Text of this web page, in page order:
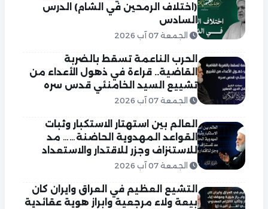
(اختلاف الرمحين في الشام) الدرس
السادس
الجمعة 07 آب 2026
الحرب الناعمة تسقط بالضربة
القاضية.. قراءة في ذهول الأعداء من
تشييع السيد الخامنئي قدس سره
الجمعة 07 آب 2026
العالم بين استهتار الاستكبار وثبات
القواعد المهدوية الحاضنة…… مد
للاستنزاف وجزر للاقتدار والاستعداد
الجمعة 07 آب 2026
التشيع العظيم في العراق وايران كان
بيعة ولاء مرجعية وابراز هوية عقائدية